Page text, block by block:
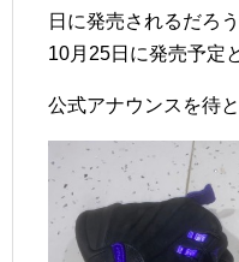
日に発売されるだろ
10月25日に発売予定
公式アナウンスを待と